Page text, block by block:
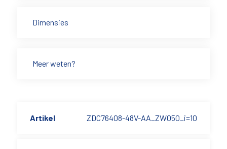
Dimensies
Meer weten?
Artikel ZDC76408-48V-AA_ZW050_i=10